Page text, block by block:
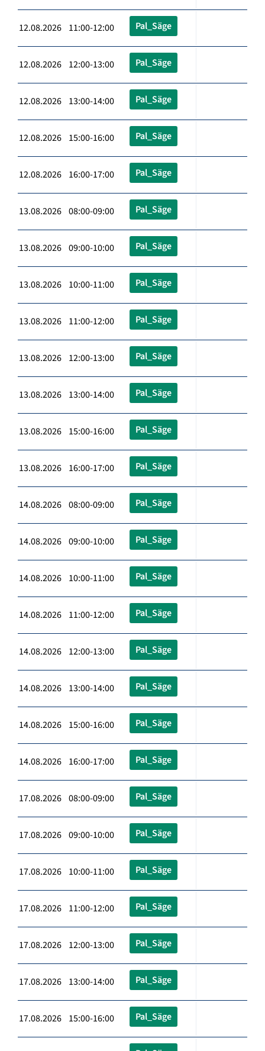
12.08.2026 11:00-12:00 Pal_Säge
12.08.2026 12:00-13:00 Pal_Säge
12.08.2026 13:00-14:00 Pal_Säge
12.08.2026 15:00-16:00 Pal_Säge
12.08.2026 16:00-17:00 Pal_Säge
13.08.2026 08:00-09:00 Pal_Säge
13.08.2026 09:00-10:00 Pal_Säge
13.08.2026 10:00-11:00 Pal_Säge
13.08.2026 11:00-12:00 Pal_Säge
13.08.2026 12:00-13:00 Pal_Säge
13.08.2026 13:00-14:00 Pal_Säge
13.08.2026 15:00-16:00 Pal_Säge
13.08.2026 16:00-17:00 Pal_Säge
14.08.2026 08:00-09:00 Pal_Säge
14.08.2026 09:00-10:00 Pal_Säge
14.08.2026 10:00-11:00 Pal_Säge
14.08.2026 11:00-12:00 Pal_Säge
14.08.2026 12:00-13:00 Pal_Säge
14.08.2026 13:00-14:00 Pal_Säge
14.08.2026 15:00-16:00 Pal_Säge
14.08.2026 16:00-17:00 Pal_Säge
17.08.2026 08:00-09:00 Pal_Säge
17.08.2026 09:00-10:00 Pal_Säge
17.08.2026 10:00-11:00 Pal_Säge
17.08.2026 11:00-12:00 Pal_Säge
17.08.2026 12:00-13:00 Pal_Säge
17.08.2026 13:00-14:00 Pal_Säge
17.08.2026 15:00-16:00 Pal_Säge